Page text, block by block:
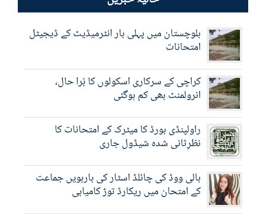
بلوچستان میں پہلی بار انٹرمیڈیٹ کے ڈیجیٹل
امتحانات
کراچی کے سرکاری اسکولوں کا بُرا حال،
انرولمنٹ بھی کم ہوگئی
راولپنڈی بورڈ کا میٹرک کے امتحانات کا
نظرِثانی شدہ شیڈول جاری
بالی ووڈ کی چائلڈ اسٹار کی بارہویں جماعت
کے امتحان میں ریکارڈ توڑ کامیابی